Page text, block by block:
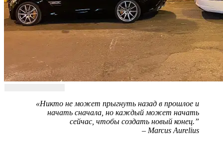
«Никто не может прыгнуть назад в прошлое и
начать сначала, но каждый может начать
сейчас, чтобы создать новый конец.”
– Marcus Aurelius